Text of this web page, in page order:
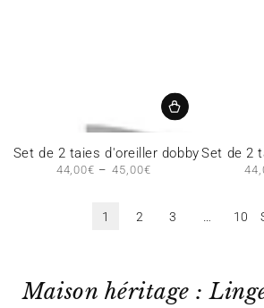
Set de 2 taies d'oreiller dobby
Prix
44,00€ 45,00€
Set de 2
1 2 3 10
Maison héritage :